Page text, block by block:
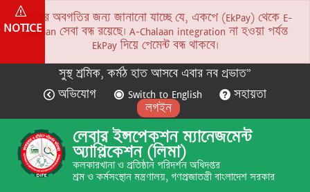
NOTICE
সকলের অবগতির জন্য জানানো যাচ্ছে যে, একপে (EkPay) থেকে E-
Chalaan সেবা বন্ধ রয়েছে। A-Chalaan integration না হওয়া পর্যন্ত
EkPay দিয়ে পেমেন্ট বন্ধ থাকবে।
সুস্থ শ্রমিক, কর্মঠ হাত আসবে এবার নব প্রভাত”
অভিযোগ
Switch to English
সহায়তা
লগইন
লেবার ইন্সপেকশন ম্যানেজমেন্ট
অ্যাপ্লিকেশন (লিমা)
কলকারখানা ও প্রতিষ্ঠান পরিদর্শন অধিদপ্তর
শ্রম ও কর্মসংস্থান মন্ত্রণালয়, গণপ্রজাতন্ত্রী বাংলাদেশ সরকার